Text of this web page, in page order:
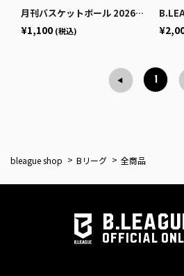
月刊バスケットボール 2026年1月号 (発売日2025年11月25日)
¥1,100 (税込)
1
bleague shop Bリーグ 全商品
OFFICIAL